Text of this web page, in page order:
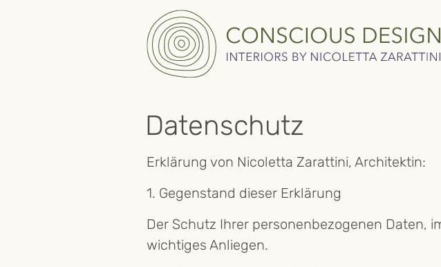
Datenschutz
Erklärung von Nicoletta Zarattini, Architektin:
1. Gegenstand dieser Erklärung
Der Schutz Ihrer personenbezogenen Daten,
wichtiges Anliegen.